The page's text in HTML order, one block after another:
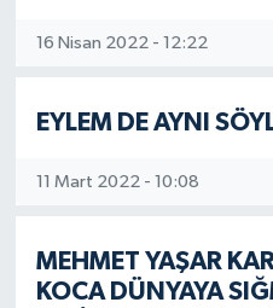
16 Nisan 2022 - 12:22
EYLEM DE AYNI
11 Mart 2022 - 10:08
MEHMET YAŞAR
KOCA DÜNYAYA